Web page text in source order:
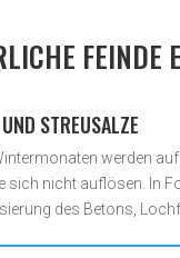
FEINDE
STREUSALZE
werden
sich nicht auflösen. In
des Betons,